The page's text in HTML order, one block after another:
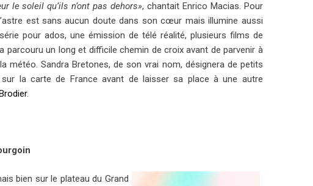
le soleil qu’ils n’ont pas dehors», chantait Enrico Macias. Pour
est sans aucun doute dans son cœur mais illumine aussi
pour ados, une émission de télé réalité, plusieurs films de
parcouru un long et difficile chemin de croix avant de parvenir à
météo. Sandra Bretones, de son vrai nom, désignera de petits
la carte de France avant de laisser sa place à une autre
.
bien sur le plateau du Grand